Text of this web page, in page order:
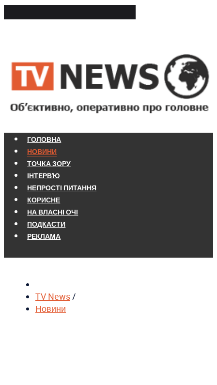
ГОЛОВНА
НОВИНИ
ТОЧКА ЗОРУ
ІНТЕРВ'Ю
НЕПРОСТІ ПИТАННЯ
КОРИСНЕ
НА ВЛАСНІ ОЧІ
ПОДКАСТИ
РЕКЛАМА
TV News/
Новини